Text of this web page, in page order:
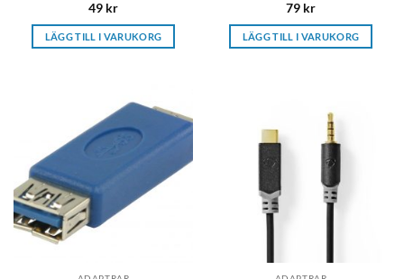
49 kr
LÄGG TILL I VARUKORG
79 kr
LÄGG TILL I VARUKORG